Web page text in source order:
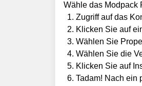
Wähle das Modpack
Zugriff auf das
Klicken Sie auf
Wählen Sie
Wählen Sie die
Klicken Sie auf
Tadam! Nach ein